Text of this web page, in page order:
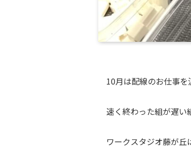
10月は配線のお仕事
速く終わった組が遅
ワークスタジオ藤が